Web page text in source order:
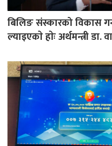
बिलिङ संस्कारको विकास
ल्याइएकाे हाेः अर्थमन्त्री डा.